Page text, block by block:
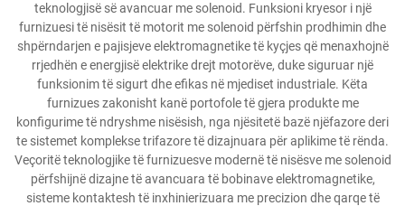
teknologjisë së avancuar me solenoid. Funksioni kryesor i një
furnizuesi të nisësit të motorit me solenoid përfshin prodhimin dhe
shpërndarjen e pajisjeve elektromagnetike të kyçjes që menaxhojnë
rrjedhën e energjisë elektrike drejt motorëve, duke siguruar një
funksionim të sigurt dhe efikas në mjediset industriale. Këta
furnizues zakonisht kanë portofole të gjera produkte me
konfigurime të ndryshme nisësish, nga njësitetë bazë njëfazore deri
te sistemet komplekse trifazore të dizajnuara për aplikime të rënda.
Veçoritë teknologjike të furnizuesve modernë të nisësve me solenoid
përfshijnë dizajne të avancuara të bobinave elektromagnetike,
sisteme kontaktesh të inxhinierizuara me precizion dhe qarqe të